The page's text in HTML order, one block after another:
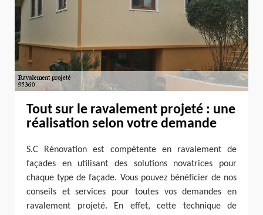
Tout sur le ravalement projeté : une
réalisation selon votre demande
S.C Rénovation est compétente en ravalement de
façades en utilisant des solutions novatrices pour
chaque type de façade. Vous pouvez bénéficier de nos
conseils et services pour toutes vos demandes en
ravalement projeté. En effet, cette technique de